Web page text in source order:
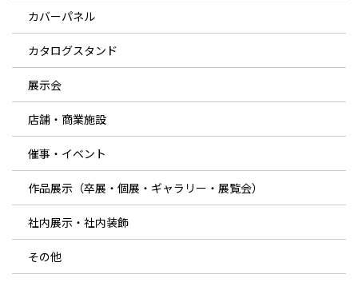
カバーパネル
カタログスタンド
展示会
店舗・商業施設
催事・イベント
作品展示（卒展・個展・ギャラリー・展覧会）
社内展示・社内装飾
その他